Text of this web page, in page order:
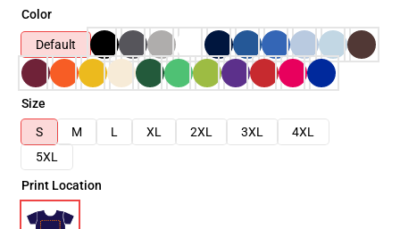
Color
Default
Size
S
M L XL 2XL 3XL
4XL
5XL
Print Location